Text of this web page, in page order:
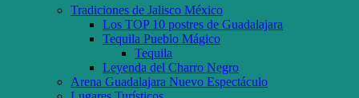
Tradiciones de Jalisco México
Los TOP 10 postres de Guadalajara
Tequila Pueblo Mágico
Tequila
Leyenda del Charro Negro
Arena Guadalajara Nuevo Espectáculo